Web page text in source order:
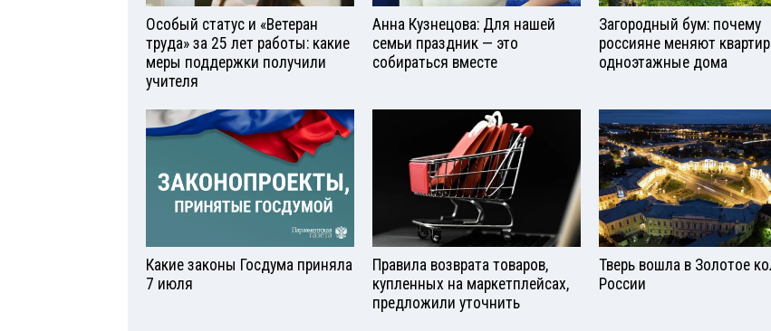
Особый статус и «Ветеран
труда» за 25 лет работы: какие
меры поддержки получили
учителя
Анна Кузнецова: Для нашей
семьи праздник — это
собираться вместе
Загородный бум: почему
россияне меняют
одноэтажные дома
Какие законы Госдума приняла
7 июля
Правила возврата товаров,
купленных на маркетплейсах,
предложили уточнить
Тверь вошла в Золотое
России